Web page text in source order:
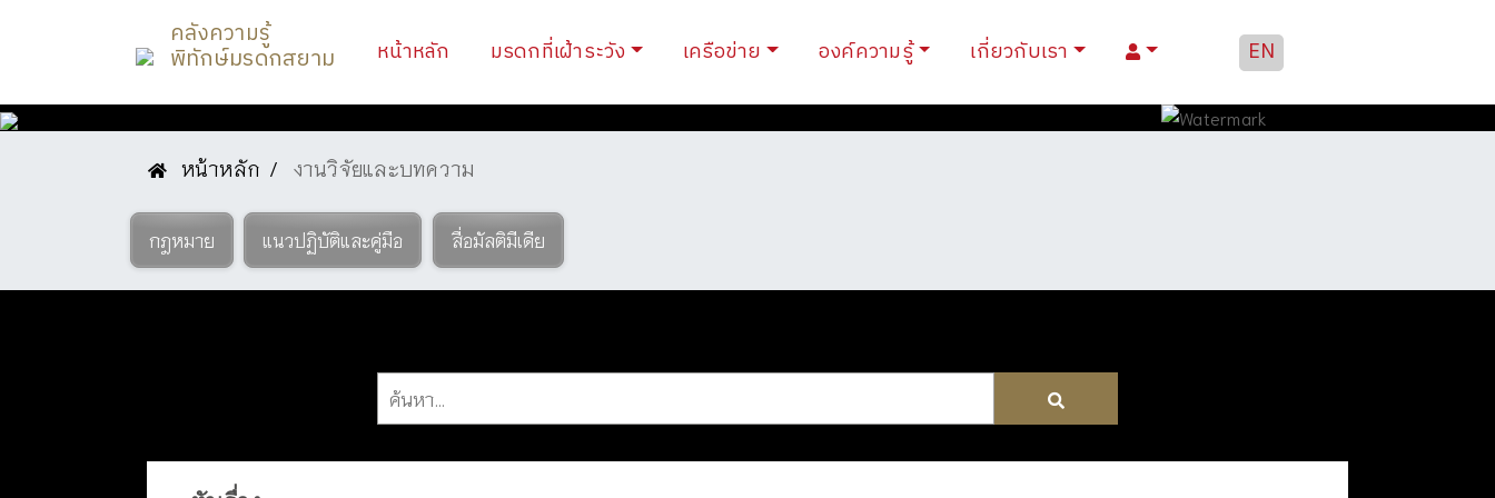
คลังความรู้
พิทักษ์มรดกสยาม หน้าหลัก (current)
มรดกที่เฝ้าระวัง เครือข่าย องค์ความรู้ เกี่ยวกับเรา EN
องค์ความรู้
หน้าหลัก งานวิจัยและบทความ
กฎหมาย แนวปฏิบัติและคู่มือ สื่อมัลติมีเดีย